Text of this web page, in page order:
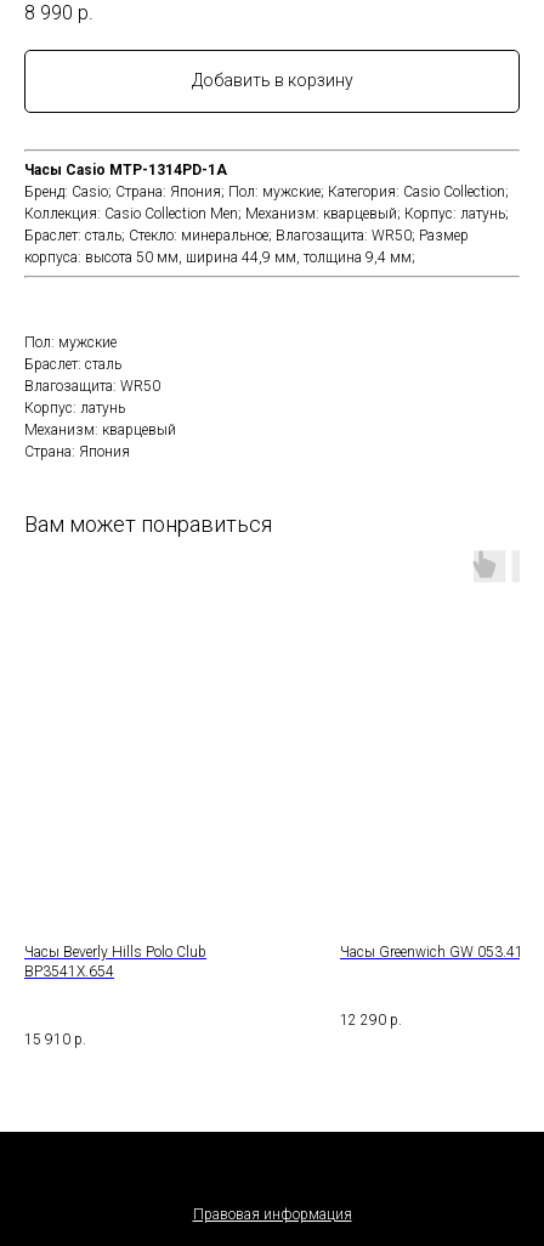
8 990 р.
Добавить в корзину
Часы Casio MTP-1314PD-1A
Бренд: Casio; Страна: Япония; Пол: мужские; Категория: Casio Collection;
Коллекция: Casio Collection Men; Механизм: кварцевый; Корпус: латунь;
Браслет: сталь; Стекло: минеральное; Влагозащита: WR50; Размер
корпуса: высота 50 мм, ширина 44,9 мм, толщина 9,4 мм;
Пол: мужские
Браслет: сталь
Влагозащита: WR50
Корпус: латунь
Механизм: кварцевый
Страна: Япония
Вам может понравиться
Часы Beverly Hills Polo Club
BP3541X.654
15 910 р.
Часы Greenwich GW 053.41.31
12 290 р.
Правовая информация